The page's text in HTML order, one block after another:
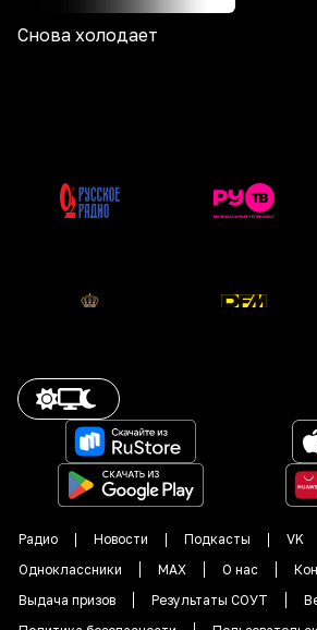
Снова холодает
Радио Новости Подкасты
VK
Одноклассники
MAX О нас
Выдача призов
Результаты СОУТ